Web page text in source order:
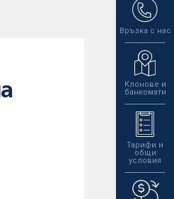
Връзка с нас
Клонове и
банкомати
Тарифи и
общи
условия